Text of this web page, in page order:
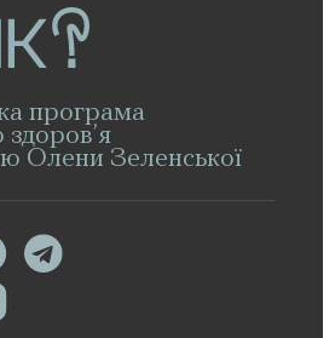
програма
Олени Зеленської